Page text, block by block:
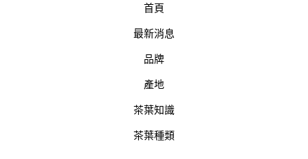
首頁
最新消息
品牌
產地
茶葉知識
茶葉種類